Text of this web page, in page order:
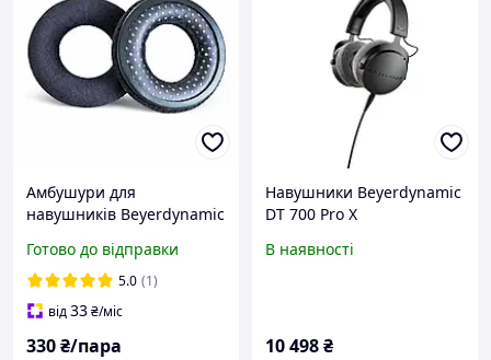
Амбушури для
навушників Beyerdynamic
DT770pro DT880pro
DT990pro - Black
Готово до відправки
5.0 (1)
від33₴/міс
330₴/пара
Навушники Beyerdynamic
DT 700 Pro X
В наявності
10 498₴